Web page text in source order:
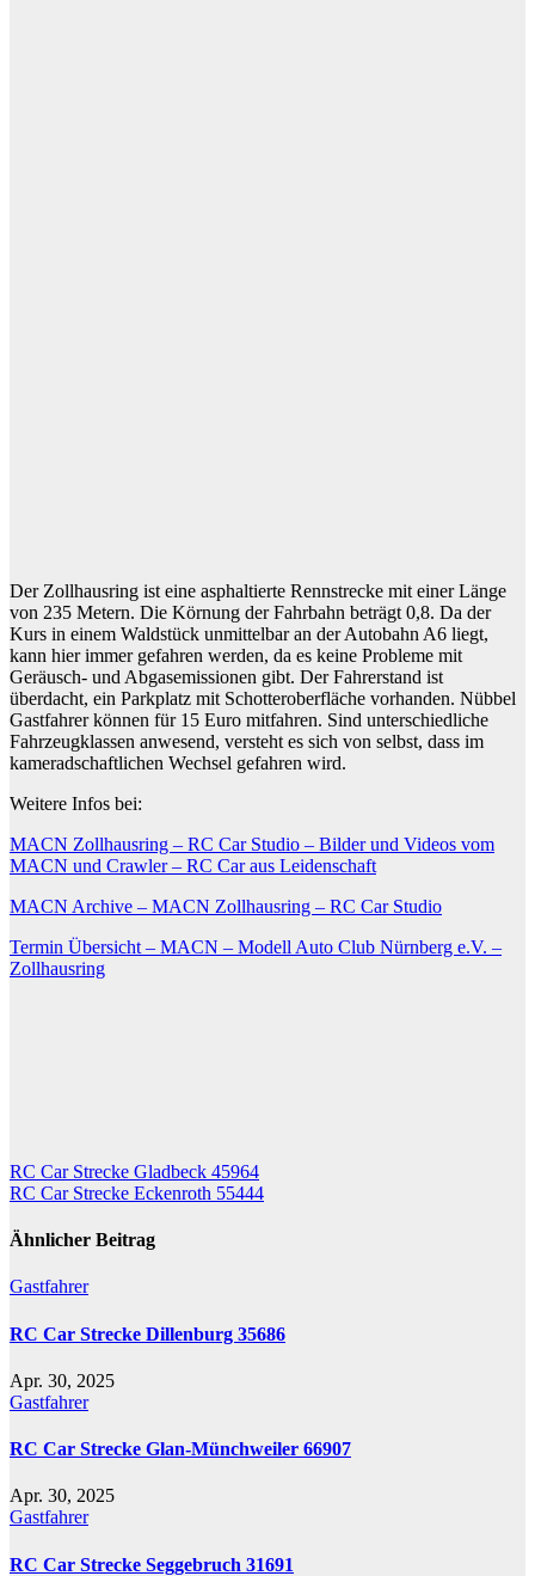
Der Zollhausring ist eine asphaltierte Rennstrecke mit einer Länge
von 235 Metern. Die Körnung der Fahrbahn beträgt 0,8. Da der
Kurs in einem Waldstück unmittelbar an der Autobahn A6 liegt,
kann hier immer gefahren werden, da es keine Probleme mit
Geräusch- und Abgasemissionen gibt. Der Fahrerstand ist
überdacht, ein Parkplatz mit Schotteroberfläche vorhanden. Nübbel
Gastfahrer können für 15 Euro mitfahren. Sind unterschiedliche
Fahrzeugklassen anwesend, versteht es sich von selbst, dass im
kameradschaftlichen Wechsel gefahren wird.
Weitere Infos bei:
MACN Zollhausring – RC Car Studio – Bilder und Videos vom
MACN und Crawler – RC Car aus Leidenschaft
MACN Archive – MACN Zollhausring – RC Car Studio
Termin Übersicht – MACN – Modell Auto Club Nürnberg e.V. –
Zollhausring
Beitragsnavigation
RC Car Strecke Gladbeck 45964
RC Car Strecke Eckenroth 55444
Ähnlicher Beitrag
Gastfahrer
RC Car Strecke Dillenburg 35686
Apr. 30, 2025
Gastfahrer
RC Car Strecke Glan-Münchweiler 66907
Apr. 30, 2025
Gastfahrer
RC Car Strecke Seggebruch 31691